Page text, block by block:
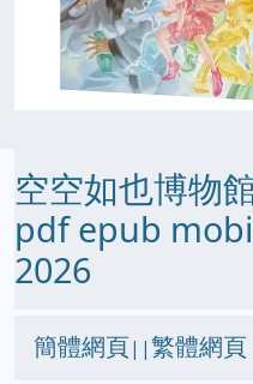
空空如也博物
pdf epub
2026
簡體網頁||繁體網頁